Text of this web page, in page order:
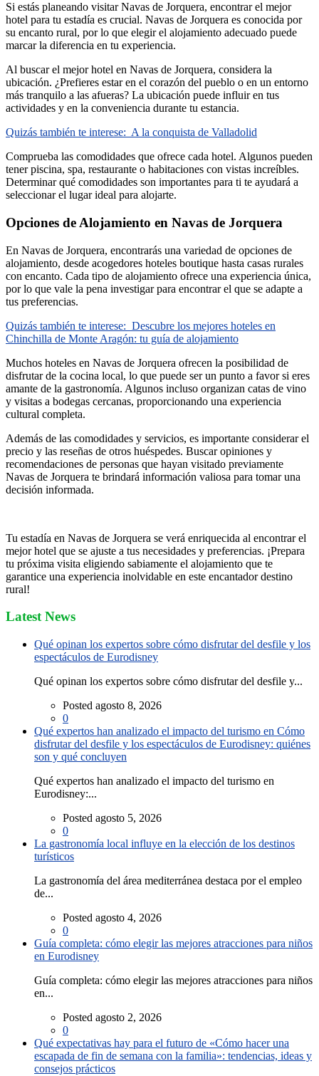
Si estás planeando visitar Navas de Jorquera, encontrar el mejor
hotel para tu estadía es crucial. Navas de Jorquera es conocida por
su encanto rural, por lo que elegir el alojamiento adecuado puede
marcar la diferencia en tu experiencia.
Al buscar el mejor hotel en Navas de Jorquera, considera la
ubicación. ¿Prefieres estar en el corazón del pueblo o en un entorno
más tranquilo a las afueras? La ubicación puede influir en tus
actividades y en la conveniencia durante tu estancia.
Quizás también te interese: A la conquista de Valladolid
Comprueba las comodidades que ofrece cada hotel. Algunos pueden
tener piscina, spa, restaurante o habitaciones con vistas increíbles.
Determinar qué comodidades son importantes para ti te ayudará a
seleccionar el lugar ideal para alojarte.
Opciones de Alojamiento en Navas de Jorquera
En Navas de Jorquera, encontrarás una variedad de opciones de
alojamiento, desde acogedores hoteles boutique hasta casas rurales
con encanto. Cada tipo de alojamiento ofrece una experiencia única,
por lo que vale la pena investigar para encontrar el que se adapte a
tus preferencias.
Quizás también te interese: Descubre los mejores hoteles en
Chinchilla de Monte Aragón: tu guía de alojamiento
Muchos hoteles en Navas de Jorquera ofrecen la posibilidad de
disfrutar de la cocina local, lo que puede ser un punto a favor si eres
amante de la gastronomía. Algunos incluso organizan catas de vino
y visitas a bodegas cercanas, proporcionando una experiencia
cultural completa.
Además de las comodidades y servicios, es importante considerar el
precio y las reseñas de otros huéspedes. Buscar opiniones y
recomendaciones de personas que hayan visitado previamente
Navas de Jorquera te brindará información valiosa para tomar una
decisión informada.
Tu estadía en Navas de Jorquera se verá enriquecida al encontrar el
mejor hotel que se ajuste a tus necesidades y preferencias. ¡Prepara
tu próxima visita eligiendo sabiamente el alojamiento que te
garantice una experiencia inolvidable en este encantador destino
rural!
Latest News
Qué opinan los expertos sobre cómo disfrutar del desfile y los
espectáculos de Eurodisney
Qué opinan los expertos sobre cómo disfrutar del desfile y...
Posted agosto 8, 2026
0
Qué expertos han analizado el impacto del turismo en Cómo
disfrutar del desfile y los espectáculos de Eurodisney: quiénes
son y qué concluyen
Qué expertos han analizado el impacto del turismo en
Eurodisney:...
Posted agosto 5, 2026
0
La gastronomía local influye en la elección de los destinos
turísticos
La gastronomía del área mediterránea destaca por el empleo
de...
Posted agosto 4, 2026
0
Guía completa: cómo elegir las mejores atracciones para niños
en Eurodisney
Guía completa: cómo elegir las mejores atracciones para niños
en...
Posted agosto 2, 2026
0
Qué expectativas hay para el futuro de «Cómo hacer una
escapada de fin de semana con la familia»: tendencias, ideas y
consejos prácticos